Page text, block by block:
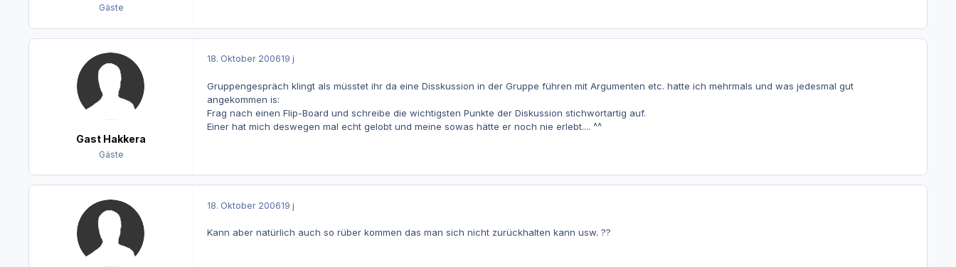
Gäste
Gast Hakkera
Gäste
18. Oktober 200619 j
Gruppengespräch klingt als müsstet ihr da eine Disskussion in der Gruppe führen mit Argumenten etc. hatte ich mehrmals und was jedesmal gut
angekommen is:
Frag nach einen Flip-Board und schreibe die wichtigsten Punkte der Diskussion stichwortartig auf.
Einer hat mich deswegen mal echt gelobt und meine sowas hätte er noch nie erlebt.... ^^
18. Oktober 200619 j
Kann aber natürlich auch so rüber kommen das man sich nicht zurückhalten kann usw. ??